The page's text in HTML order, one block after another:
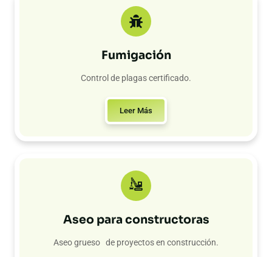
Fumigación
Control de plagas certificado.
Leer Más
Aseo para constructoras
Aseo grueso de proyectos en construcción.